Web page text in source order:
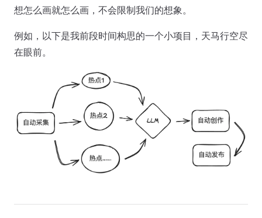
想怎么画就怎么画，不会限制我们的想象。
例如，以下是我前段时间构思的一个小项目，天马行空尽
在眼前。